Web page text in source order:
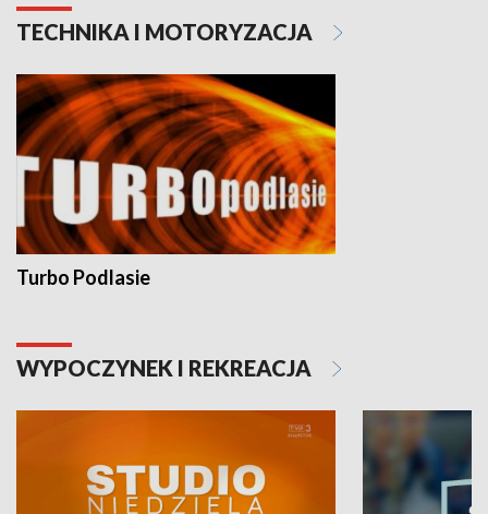
TECHNIKA I MOTORYZACJA
Turbo Podlasie
WYPOCZYNEK I REKREACJA